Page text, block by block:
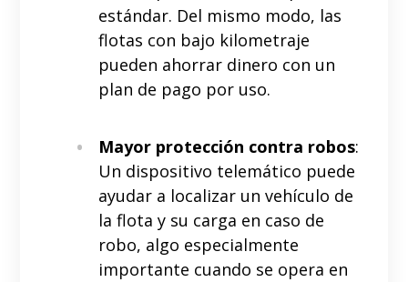
estándar. Del mismo modo, las
flotas con bajo kilometraje
pueden ahorrar dinero con un
plan de pago por uso.
Mayor protección contra robos:
Un dispositivo telemático puede
ayudar a localizar un vehículo de
la flota y su carga en caso de
robo, algo especialmente
importante cuando se opera en